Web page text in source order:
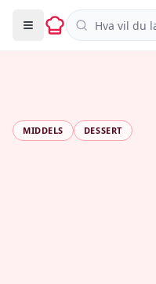
Søk i oppskrifter
MIDDELS DESSERT